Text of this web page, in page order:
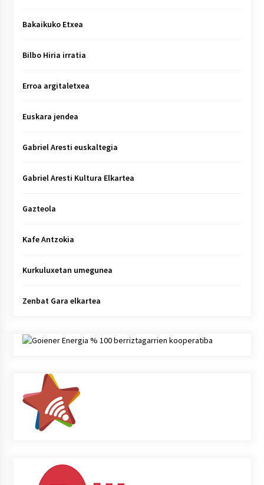
Bakaikuko Etxea
Bilbo Hiria irratia
Erroa argitaletxea
Euskara jendea
Gabriel Aresti euskaltegia
Gabriel Aresti Kultura Elkartea
Gazteola
Kafe Antzokia
Kurkuluxetan umegunea
Zenbat Gara elkartea